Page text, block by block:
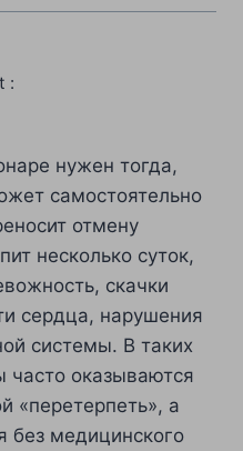
:
нужен тогда,
самостоятельно
отмену
несколько суток,
скачки
сердца, нарушения
системы. В таких
оказываются
«перетерпеть», а
без медицинского